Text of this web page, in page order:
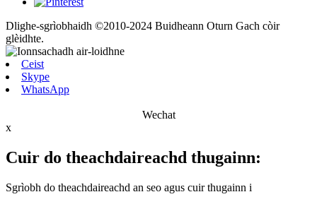
Dlighe-sgrìobhaidh ©2010-2024 Buidheann Oturn Gach còir
glèidhte.
Ceist
Skype
WhatsApp
Wechat
x
Cuir do theachdaireachd thugainn:
Sgrìobh do theachdaireachd an seo agus cuir thugainn i